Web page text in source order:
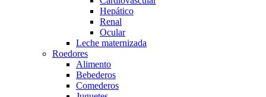
Hepático
Renal
Ocular
Leche maternizada
Roedores
Alimento
Bebederos
Comederos